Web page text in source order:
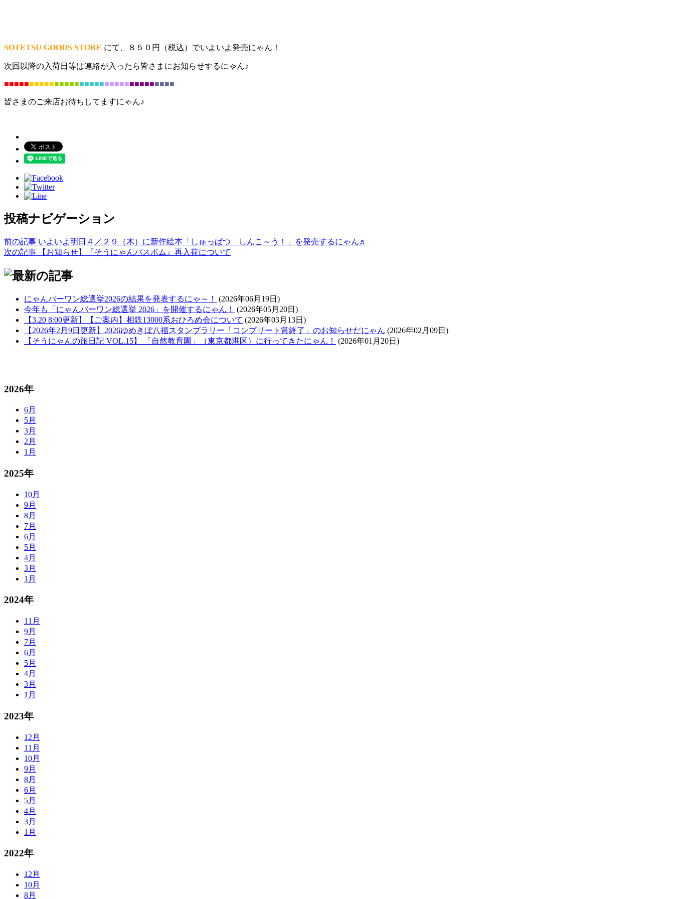
SOTETSU GOODS STORE にて、８５０円（税込）でいよいよ発売にゃん！
次回以降の入荷日等は連絡が入ったら皆さまにお知らせするにゃん♪
■■■■■■■■■■■■■■■■■■■■■■■■■■■■■■■■■■
皆さまのご来店お待ちしてますにゃん♪
投稿ナビゲーション
前の記事 いよいよ明日４／２９（木）に新作絵本「しゅっぱつ しんこ～う！」を発売するにゃん♬
次の記事
【お知らせ】『そうにゃんバスボム』再入荷について
にゃんバーワン総選挙2026の結果を発表するにゃ～！
(2026年06月19日)
今年も「にゃんバーワン総選挙 2026」を開催するにゃん！
(2026年05月20日)
【3.20 8:00更新】【ご案内】相鉄13000系おひろめ会について (2026年03月13日)
【2026年2月9日更新】2026ゆめきぼ八福スタンプラリー「コンプリート賞終了」のお知らせだにゃん (2026年02月09日)
【そうにゃんの旅日記 VOL.15】 「自然教育園」（東京都港区）に行ってきたにゃん！
(2026年01月20日)
2026年
6月
5月
3月
2月
1月
2025年
10月
9月
8月
7月
6月
5月
4月
3月
1月
2024年
11月
9月
7月
6月
5月
4月
3月
1月
2023年
12月
11月
10月
9月
8月
6月
5月
4月
3月
1月
2022年
12月
10月
8月